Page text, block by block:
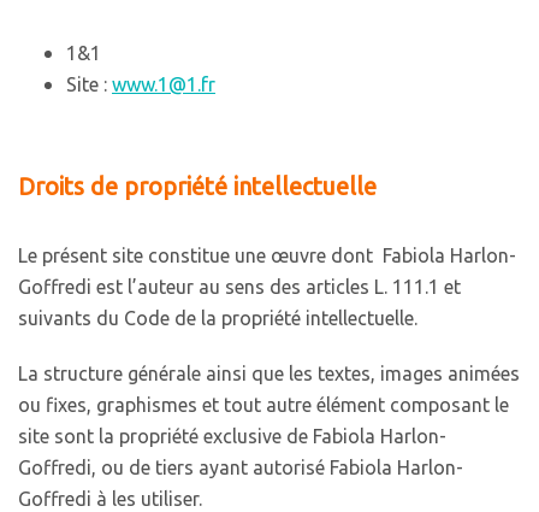
1&1
Site : www.1@1.fr
Droits de propriété intellectuelle
Le présent site constitue une œuvre dont Fabiola Harlon-
Goffredi est l’auteur au sens des articles L. 111.1 et
suivants du Code de la propriété intellectuelle.
La structure générale ainsi que les textes, images animées
ou fixes, graphismes et tout autre élément composant le
site sont la propriété exclusive de Fabiola Harlon-
Goffredi, ou de tiers ayant autorisé Fabiola Harlon-
Goffredi à les utiliser.